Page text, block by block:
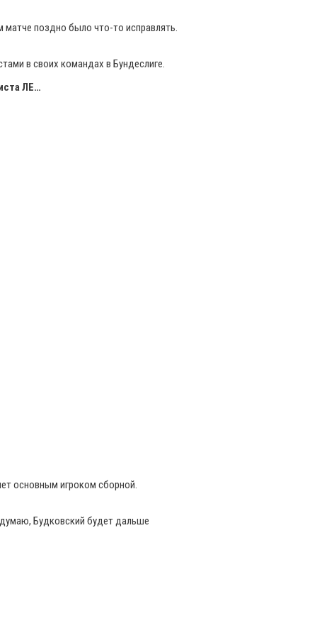
матче поздно было что-то исправлять.
в своих командах в Бундеслиге.
ЛЕ…
основным игроком сборной.
Будковский будет дальше